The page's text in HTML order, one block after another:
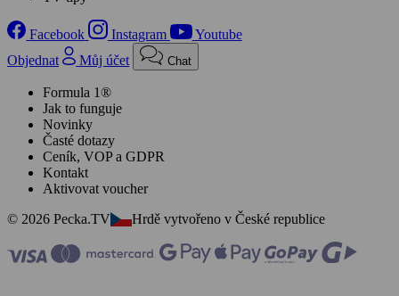
Facebook Instagram
Youtube
Objednat
Můj účet Chat
Formula 1®
Jak to funguje
Novinky
Časté dotazy
Ceník, VOP a GDPR
Kontakt
Aktivovat voucher
© 2026 Pecka.TV
Hrdě vytvořeno v České republice